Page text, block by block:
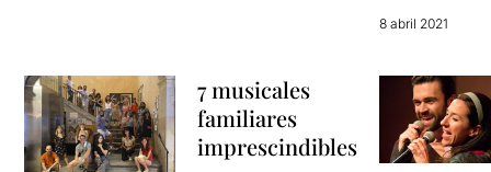
8 abril 2021
7 musicales
familiares
imprescindibles